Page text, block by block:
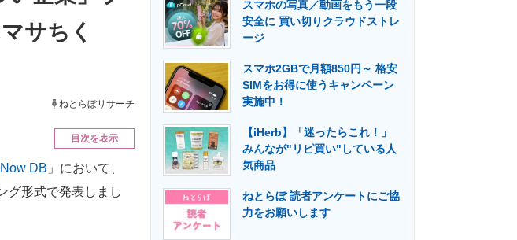
製造業のIT導入・活用を支援
エネルギーの専門メディア 建設×テクノロジーの最前線
サちく
ねとらぼリサーチ
目次を表示
DB 」において、
グ形式で発表しまし
スマホの写真／動画をもう一段
安全に 買い切りクラウドストレ
ージ
スマホ2GBで月額850円～ 格安
SIMをお得に使うキャンペーン
実施中！
【iHerb】「迷ったらこれ！」
みんなが"リピ買い"している人
気商品
ねとらぼ 読者アンケートにご協
力をお願いします